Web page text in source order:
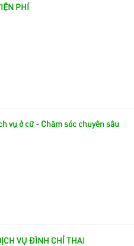
PHÍ
vụ ở cữ - Chăm sóc chuyên sâu
VỤ ĐÌNH CHỈ THAI